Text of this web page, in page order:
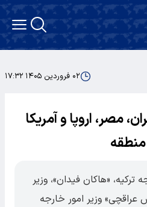
۰۲ فروردین ۱۴۰۵ ۱۷:۳۲
مصر، اروپا و آمریکا
«هاکان فیدان»، وزیر
عراقچی» وزیر امور خارجه